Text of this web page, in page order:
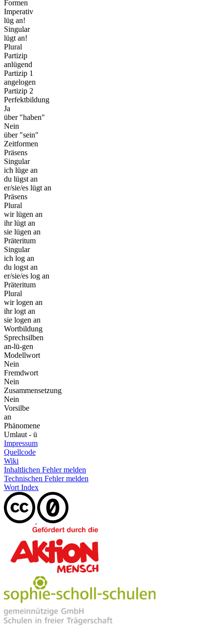
Formen
Imperativ
lüg an!
Singular
lügt an!
Plural
Partizip
anlügend
Partizip 1
angelogen
Partizip 2
Perfektbildung
Ja
über "haben"
Nein
über "sein"
Zeitformen
Präsens
Singular
ich lüge an
du lügst an
er/sie/es lügt an
Präsens
Plural
wir lügen an
ihr lügt an
sie lügen an
Präteritum
Singular
ich log an
du logst an
er/sie/es log an
Präteritum
Plural
wir logen an
ihr logt an
sie logen an
Wortbildung
Sprechsilben
an-lü-gen
Modellwort
Nein
Fremdwort
Nein
Zusammensetzung
Nein
Vorsilbe
an
Phänomene
Umlaut - ü
Impressum
Quellcode
Wiki
Inhaltlichen Fehler melden
Technischen Fehler melden
Wort Index